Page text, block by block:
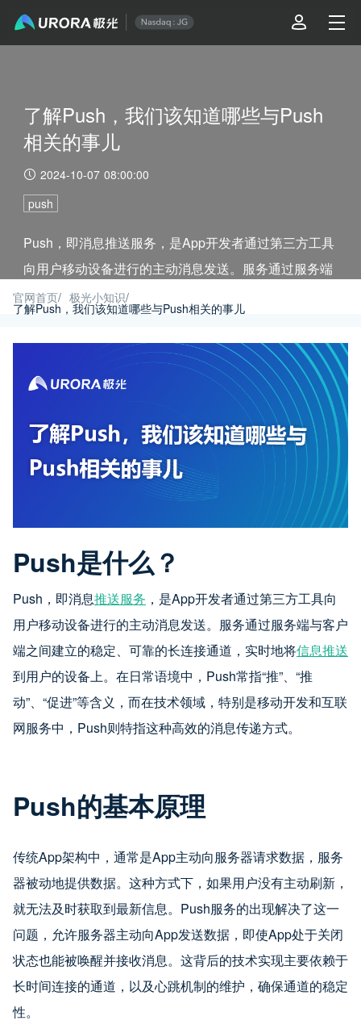
了解Push，我们该知道哪些与Push
相关的事儿
2024-10-07 08:00:00
push
Push，即消息推送服务，是App开发者通过第三方工具
向用户移动设备进行的主动消息发送。服务通过服务端
与客户端之间建立的稳定、可靠的长连接通道，实时地
将信息推送到用户的设备上。
官网首页/ 极光小知识/
了解Push，我们该知道哪些与Push相关的事儿
Push是什么？
Push，即消息推送服务 ，是App开发者通过第三方工具向
用户移动设备进行的主动消息发送。服务通过服务端与客户
端之间建立的稳定、可靠的长连接通道，实时地将信息推送
到用户的设备上。在日常语境中，Push常指“推”、“推
动”、“促进”等含义，而在技术领域，特别是移动开发和互联
网服务中，Push则特指这种高效的消息传递方式。
Push的基本原理
传统App架构中，通常是App主动向服务器请求数据，服务
器被动地提供数据。这种方式下，如果用户没有主动刷新，
就无法及时获取到最新信息。Push服务的出现解决了这一
问题，允许服务器主动向App发送数据，即使App处于关闭
状态也能被唤醒并接收消息。这背后的技术实现主要依赖于
长时间连接的通道，以及心跳机制的维护，确保通道的稳定
性。